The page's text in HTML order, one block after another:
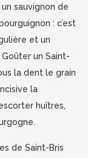
sauvignon de
: c’est
et un
un Saint-
la dent le grain
la
huîtres,
de Saint-Bris